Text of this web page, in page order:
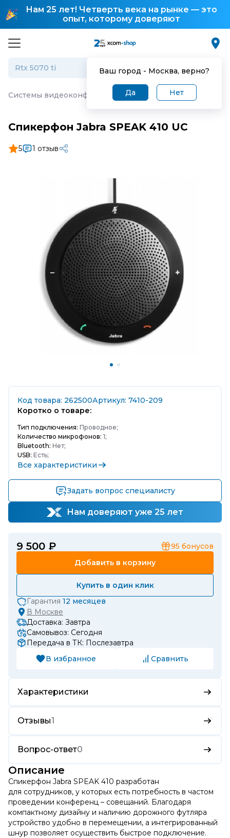
Нам 25 лет! Четверть века на рынке — это
опыт, которому доверяют
Ваш город - Москва, верно?
Да Нет
Системы видеоконференцсвязи (ВКС) Спикерфон
Спикерфон Jabra SPEAK 410 UC
5 1 отзыв
Код товара: 262500Артикул: 7410-209
Коротко о товаре:
Тип подключения: Проводное;
Количество микрофонов: 1;
Bluetooth: Нет;
USB: Есть;
Все характеристики
Задать вопрос специалисту
Нам доверяют уже 25 лет
9 500 ₽ 95 бонусов
Добавить в корзину
Купить в один клик
Гарантия 12 месяцев
В Москве
Доставка: Завтра
Самовывоз: Сегодня
Передача в ТК: Послезавтра
В избранное
Сравнить
Характеристики
Отзывы1
Вопрос-ответ0
Описание
Спикерфон Jabra SPEAK 410 разработан
для сотрудников, у которых есть потребность в частом
проведении конференц – совещаний. Благодаря
компактному дизайну и наличию дорожного футляра
устройство удобно в перемещении, а интегрированный
шнур позволяет осуществить быстрое подключение.